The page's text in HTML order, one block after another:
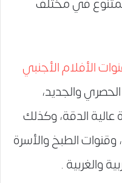
الأفلام الأجنبي
والجديد،
عالية الدقة، وكذلك
وقنوات الطبخ والأسرة
والغربية .